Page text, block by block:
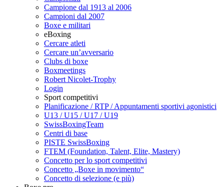
Campione dal 1913 al 2006
Campioni dal 2007
Boxe e militari
eBoxing
Cercare atleti
Cercare un’avversario
Clubs di boxe
Boxmeetings
Robert Nicolet-Trophy
Login
Sport competitivi
Planificazione / RTP / Appuntamenti sportivi agonistici
U13 / U15 / U17 / U19
SwissBoxingTeam
Centri di base
PISTE SwissBoxing
FTEM (Foundation, Talent, Elite, Mastery)
Concetto per lo sport competitivi
Concetto „Boxe in movimento“
Concetto di selezione (e più)